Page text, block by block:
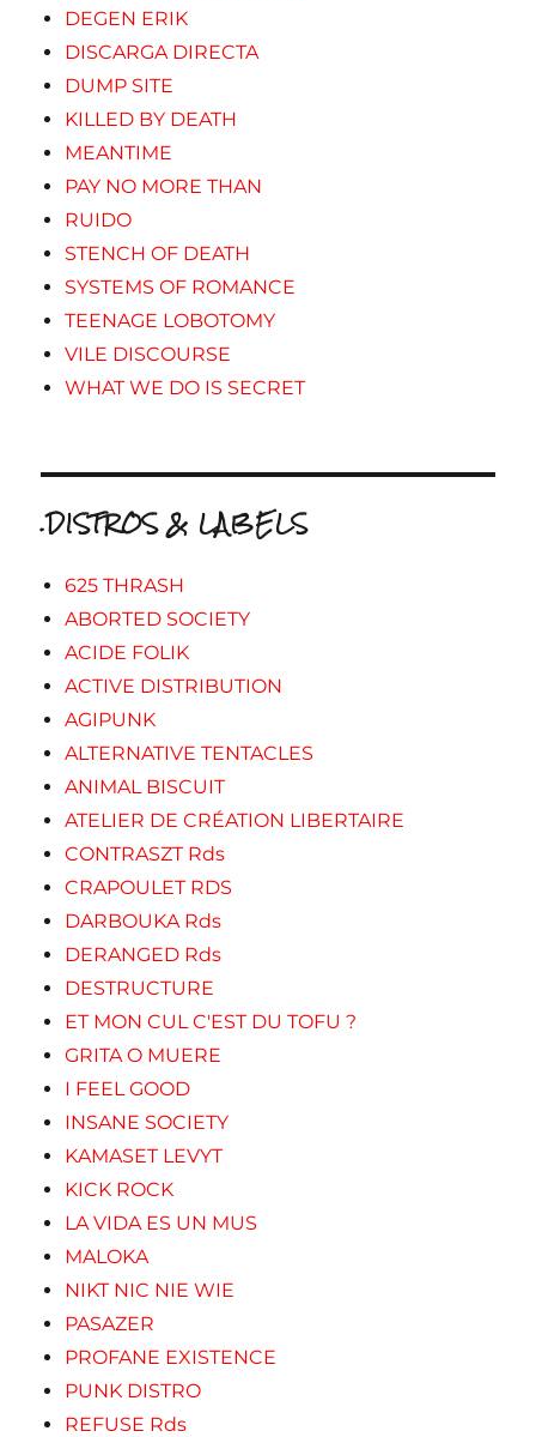
DEGEN ERIK
DISCARGA DIRECTA
DUMP SITE
KILLED BY DEATH
MEANTIME
PAY NO MORE THAN
RUIDO
STENCH OF DEATH
SYSTEMS OF ROMANCE
TEENAGE LOBOTOMY
VILE DISCOURSE
WHAT WE DO IS SECRET
.DISTROS & LABELS
625 THRASH
ABORTED SOCIETY
ACIDE FOLIK
ACTIVE DISTRIBUTION
AGIPUNK
ALTERNATIVE TENTACLES
ANIMAL BISCUIT
ATELIER DE CRÉATION LIBERTAIRE
CONTRASZT Rds
CRAPOULET RDS
DARBOUKA Rds
DERANGED Rds
DESTRUCTURE
ET MON CUL C'EST DU TOFU ?
GRITA O MUERE
I FEEL GOOD
INSANE SOCIETY
KAMASET LEVYT
KICK ROCK
LA VIDA ES UN MUS
MALOKA
NIKT NIC NIE WIE
PASAZER
PROFANE EXISTENCE
PUNK DISTRO
REFUSE Rds